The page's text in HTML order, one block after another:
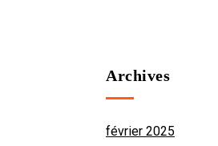
Archives
février 2025